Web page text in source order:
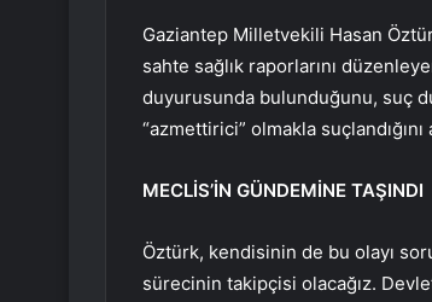
Gaziantep Milletvekili Hasan
sahte sağlık raporlarını
duyurusunda bulunduğunu, suç
“azmettirici” olmakla suçlandığını
MECLİS’İN GÜNDEMİNE TAŞINDI
Öztürk, kendisinin de bu olayı
sürecinin takipçisi olacağız.